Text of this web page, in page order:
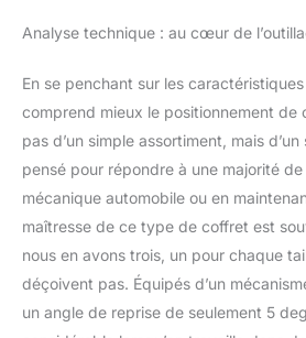
|
12,5 mm
(3/8")
(1/2")
bits pour
| Douilles
douze
- 27 - 30
Douilles
16 - 17 -
| Douilles
Analyse technique : au cœur de
En se penchant sur les
comprend mieux le positionnement de
pas d’un simple assortiment, mais
pensé pour répondre à une majorité
mécanique automobile ou en
maîtresse de ce type de coffret est
nous en avons trois, un pour chaque
déçoivent pas. Équipés d’un
un angle de reprise de seulement 5